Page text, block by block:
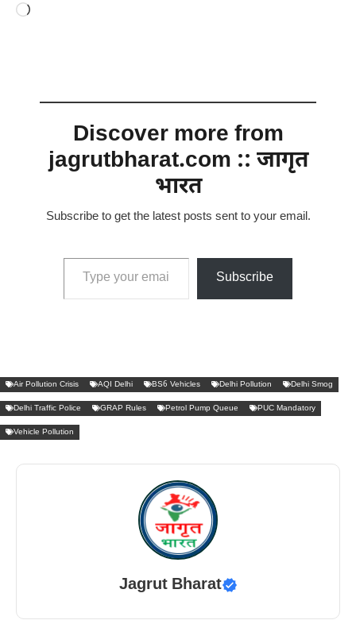
Loading…
Discover more from
jagrutbharat.com :: जागृत
भारत
Subscribe to get the latest posts sent to your email.
Type your email…
Subscribe
Air Pollution Crisis AQI Delhi BS6 Vehicles Delhi Pollution Delhi Smog
Delhi Traffic Police GRAP Rules Petrol Pump Queue PUC Mandatory
Vehicle Pollution
Jagrut Bharat